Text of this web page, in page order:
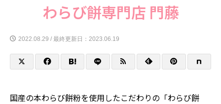
わらび餅専門店 門藤
2022.08.29 / 最終更新日：2023.06.19
国産の本わらび餅粉を使用したこだわりの「わらび餅